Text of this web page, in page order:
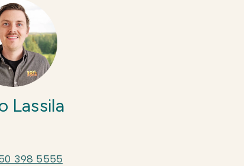
Lassila
398 5555